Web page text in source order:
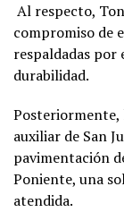
Al respecto,
compromiso de
respaldadas por
durabilidad.
auxiliar de San
pavimentación
Poniente, una
atendida.